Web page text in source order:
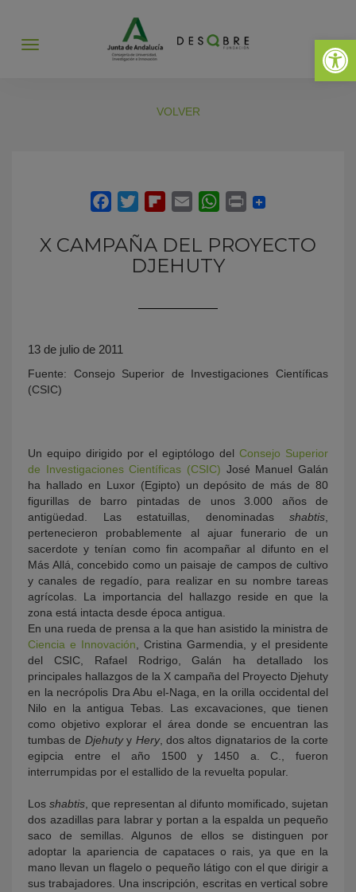
Abrir
Abrir
VOLVER
X CAMPAÑA DEL PROYECTO
DJEHUTY
13 de julio de 2011
Fuente: Consejo Superior de Investigaciones Científicas
(CSIC)
Un equipo dirigido por el egiptólogo del Consejo Superior
de Investigaciones Científicas (CSIC) José Manuel Galán
ha hallado en Luxor (Egipto) un depósito de más de 80
figurillas de barro pintadas de unos 3.000 años de
antigüedad. Las estatuillas, denominadas shabtis
pertenecieron probablemente al ajuar funerario de un
sacerdote y tenían como fin acompañar al difunto en el
Más Allá, concebido como un paisaje de campos de cultivo
y canales de regadío, para realizar en su nombre tareas
agrícolas. La importancia del hallazgo reside en que la
zona está intacta desde época antigua.
En una rueda de prensa a la que han asistido la ministra de
Ciencia e Innovación , Cristina Garmendia, y el presidente
del CSIC, Rafael Rodrigo, Galán ha detallado los
principales hallazgos de la X campaña del Proyecto Djehuty
en la necrópolis Dra Abu el-Naga, en la orilla occidental del
Nilo en la antigua Tebas. Las excavaciones, que tienen
como objetivo explorar el área donde se encuentran las
tumbas de Djehutyy Hery, dos altos dignatarios de la corte
egipcia entre el año 1500 y 1450 a. C., fueron
interrumpidas por el estallido de la revuelta popular.
Los shabtis , que representan al difunto momificado, sujetan
dos azadillas para labrar y portan a la espalda un pequeño
saco de semillas. Algunos de ellos se distinguen por
adoptar la apariencia de capataces o rais, ya que en la
mano llevan un flagelo o pequeño látigo con el que dirigir a
sus trabajadores. Una inscripción, escritas en vertical sobre